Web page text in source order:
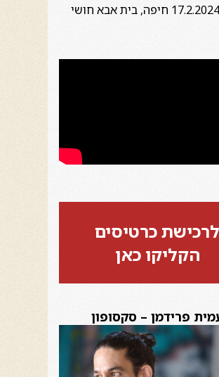
מוצ"ש, 17.2.2024 חיפה, בית אבא חושי
לרכישת כרטיסים
הקליקו כאן
פרידמן – סקסופון